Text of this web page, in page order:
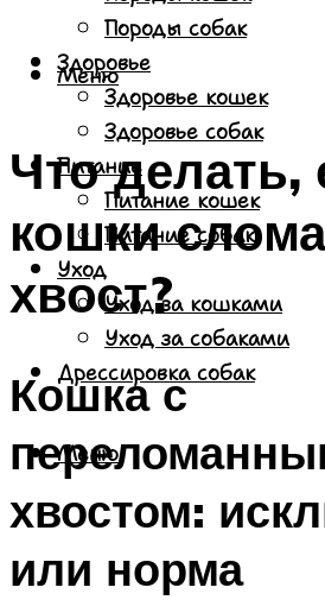
Породы собак
Здоровье
Здоровье кошек
Здоровье собак
Питание
Питание кошек
Питание собак
Уход
Уход за кошками
Уход за собаками
Дрессировка собак
Меню
Меню
Что делать,
кошки
хвост?
Кошка с
хвостом:
или норма